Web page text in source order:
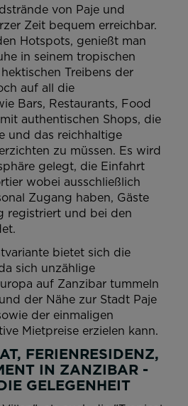
von Paje und
Zeit bequem erreichbar.
Hotspots, genießt man
in seinem tropischen
Treibens der
auf all die
Bars, Restaurants, Food
authentischen Shops, die
und das reichhaltige
zu müssen. Es wird
gelegt, die Einfahrt
wobei ausschließlich
Zugang haben, Gäste
registriert und bei den
bietet sich die
sich unzählige
auf Zanzibar tummeln
der Nähe zur Stadt Paje
der einmaligen
Mietpreise erzielen kann.
FERIENRESIDENZ,
IN ZANZIBAR -
GELEGENHEIT